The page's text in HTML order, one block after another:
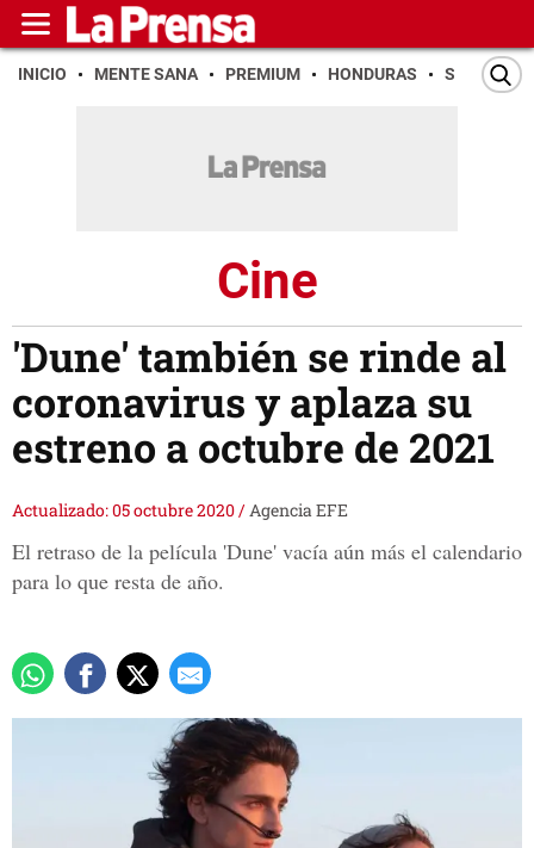
INICIO MENTE SANA PREMIUM HONDURAS SAN PEDRO
Cine
'Dune' también se rinde al
coronavirus y aplaza su
estreno a octubre de 2021
Actualizado: 05 octubre 2020/Agencia EFE
El retraso de la película 'Dune' vacía aún más el calendario
para lo que resta de año.